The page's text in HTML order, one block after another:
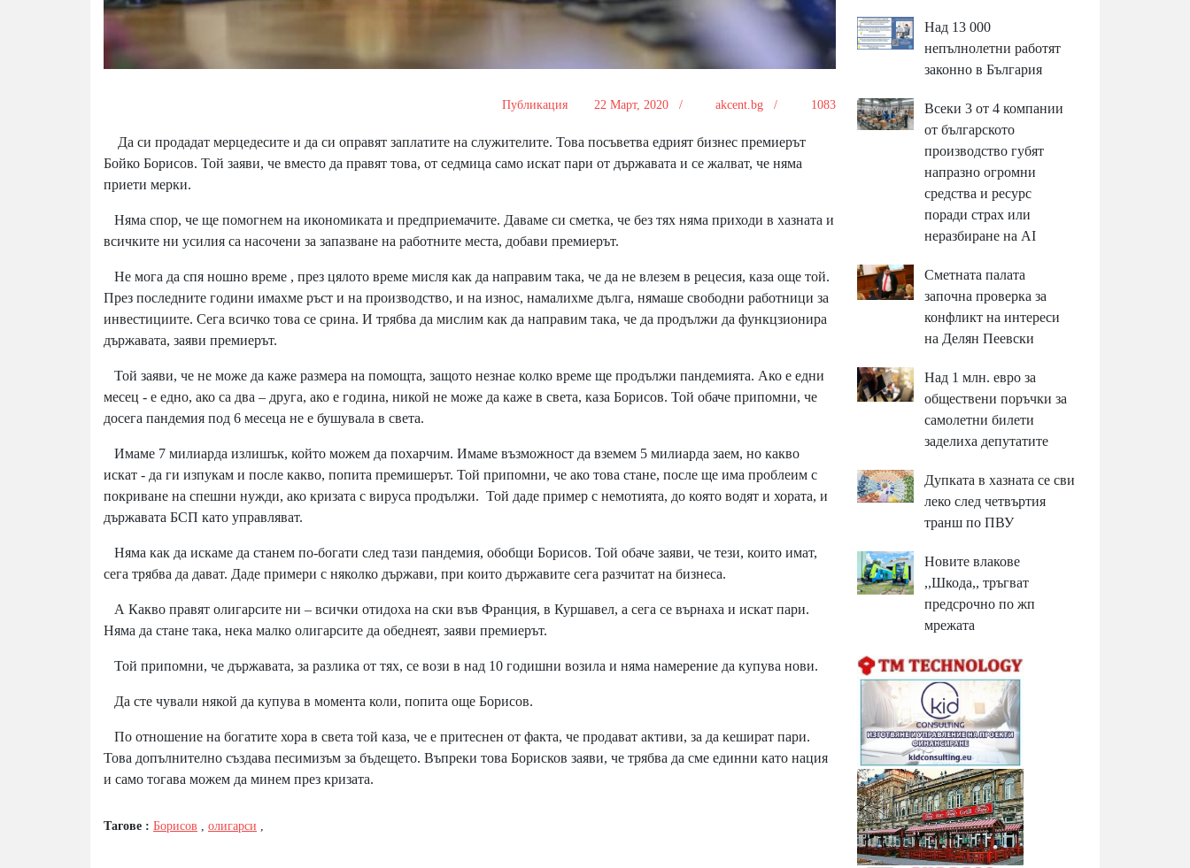
Публикация 22 Март, 2020 / akcent.bg / 1083
Да си продадат мерцедесите и да си оправят заплатите на служителите. Това посъветва едрият бизнес премиерът
Бойко Борисов. Той заяви, че вместо да правят това, от седмица само искат пари от държавата и се жалват, че няма
приети мерки.
Няма спор, че ще помогнем на икономиката и предприемачите. Даваме си сметка, че без тях няма приходи в хазната и
всичките ни усилия са насочени за запазване на работните места, добави премиерът.
Не мога да спя ношно време , през цялото време мисля как да направим така, че да не влезем в рецесия, каза още той.
През последните години имахме ръст и на производство, и на износ, намалихме дълга, нямаше свободни работници за
инвестициите. Сега всичко това се срина. И трябва да мислим как да направим така, че да продължи да функцзионира
държавата, заяви премиерът.
Той заяви, че не може да каже размера на помощта, защото незнае колко време ще продължи пандемията. Ако е едни
месец - е едно, ако са два – друга, ако е година, никой не може да каже в света, каза Борисов. Той обаче припомни, че
досега пандемия под 6 месеца не е бушувала в света.
Имаме 7 милиарда излишък, който можем да похарчим. Имаме възможност да вземем 5 милиарда заем, но какво
искат - да ги изпукам и после какво, попита премишерът. Той припомни, че ако това стане, после ще има проблеим с
покриване на спешни нужди, ако кризата с вируса продължи. Той даде пример с немотията, до която водят и хората, и
държавата БСП като управляват.
Няма как да искаме да станем по-богати след тази пандемия, обобщи Борисов. Той обаче заяви, че тези, които имат,
сега трябва да дават. Даде примери с няколко държави, при които държавите сега разчитат на бизнеса.
А Какво правят олигарсите ни – всички отидоха на ски във Франция, в Куршавел, а сега се върнаха и искат пари.
Няма да стане така, нека малко олигарсите да обеднеят, заяви премиерът.
Той припомни, че държавата, за разлика от тях, се вози в над 10 годишни возила и няма намерение да купува нови.
Да сте чували някой да купува в момента коли, попита още Борисов.
По отношение на богатите хора в света той каза, че е притеснен от факта, че продават активи, за да кешират пари.
Това допълнително създава песимизъм за бъдещето. Въпреки това Борисков заяви, че трябва да сме единни като нация
и само тогава можем да минем през кризата.
Тагове : Борисов олигарси
Над 13 000
непълнолетни работят
законно в България
Всеки 3 от 4 компании
от българското
производство губят
напразно огромни
средства и ресурс
поради страх или
неразбиране на AI
Сметната палата
започна проверка за
конфликт на интереси
на Делян Пеевски
Над 1 млн. евро за
обществени поръчки за
самолетни билети
заделиха депутатите
Дупката в хазната се сви
леко след четвъртия
транш по ПВУ
Новите влакове
,,Шкода,, тръгват
предсрочно по жп
мрежата